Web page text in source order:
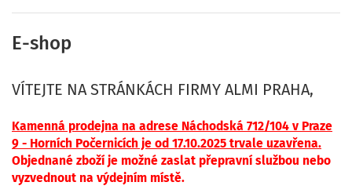
E-shop
VÍTEJTE NA STRÁNKÁCH FIRMY ALMI PRAHA,
Kamenná prodejna na adrese Náchodská 712/104 v Praze
9 - Horních Počernicích je od 17.10.2025 trvale uzavřena.
Objednané zboží je možné zaslat přepravní službou nebo
vyzvednout na výdejním místě.